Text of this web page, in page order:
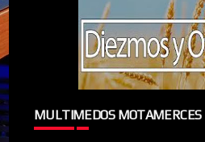
MULTIMEDOS MOTAMERCES